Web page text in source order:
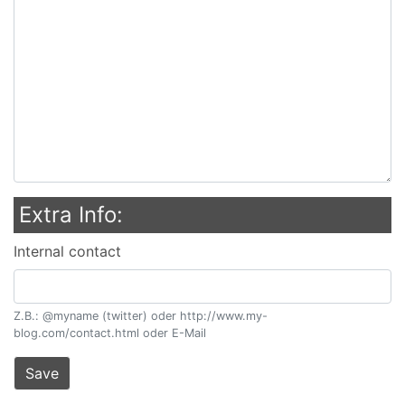
Extra Info:
Internal contact
Z.B.: @myname (twitter) oder http://www.my-
blog.com/contact.html oder E-Mail